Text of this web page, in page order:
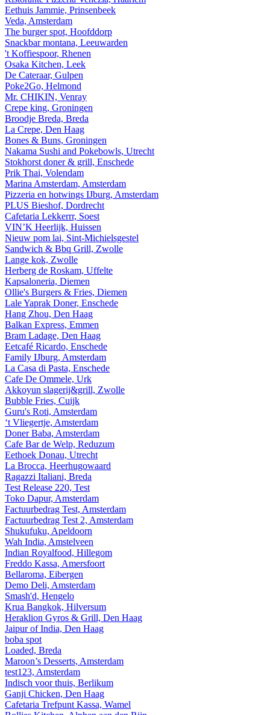
Eethuis Jammie, Prinsenbeek
Veda, Amsterdam
The burger spot, Hoofddorp
Snackbar montana, Leeuwarden
't Koffiespoor, Rhenen
Osaka Kitchen, Leek
De Cateraar, Gulpen
Poke2Go, Helmond
Mr. CHIKIN, Venray
Crepe king, Groningen
Broodje Breda, Breda
La Crepe, Den Haag
Bones & Buns, Groningen
Nakama Sushi and Pokebowls, Utrecht
Stokhorst doner & grill, Enschede
Prik Thai, Volendam
Marina Amsterdam, Amsterdam
Pizzeria en hotwings IJburg, Amsterdam
PLUS Bieshof, Dordrecht
Cafetaria Lekkerrr, Soest
VIN’K Heerlijk, Huissen
Nieuw pom lai, Sint-Michielsgestel
Sandwich & Bbq Grill, Zwolle
Lange kok, Zwolle
Herberg de Roskam, Uffelte
Kapsaloneria, Diemen
Ollie's Burgers & Fries, Diemen
Lale Yaprak Doner, Enschede
Hang Zhou, Den Haag
Balkan Express, Emmen
Bram Ladage, Den Haag
Eetcafé Ricardo, Enschede
Family IJburg, Amsterdam
La Casa di Pasta, Enschede
Cafe De Ommele, Urk
Akkoyun slagerij&grill, Zwolle
Bubble Fries, Cuijk
Guru's Roti, Amsterdam
‘t Vliegertje, Amsterdam
Doner Baba, Amsterdam
Cafe Bar de Welp, Reduzum
Eethoek Donau, Utrecht
La Brocca, Heerhugowaard
Ragazzi Italiani, Breda
Test Release 220, Test
Toko Dapur, Amsterdam
Factuurbedrag Test, Amsterdam
Factuurbedrag Test 2, Amsterdam
Shukufuku, Apeldoorn
Wah India, Amstelveen
Indian Royalfood, Hillegom
Freddo Kassa, Amersfoort
Bellaroma, Eibergen
Demo Deli, Amsterdam
Smash'd, Hengelo
Krua Bangkok, Hilversum
Heraklion Gyros & Grill, Den Haag
Jaipur of India, Den Haag
boba spot
Loaded, Breda
Maroon’s Desserts, Amsterdam
test123, Amsterdam
Indisch voor thuis, Berlikum
Ganji Chicken, Den Haag
Cafetaria Trefpunt Kassa, Wamel